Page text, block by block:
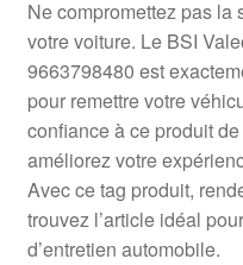
Ne compromettez pas la
votre voiture. Le BSI
9663798480 est
pour remettre votre
confiance à ce produit
améliorez votre
Avec ce tag produit,
trouvez l’article idéal
d’entretien automobile.